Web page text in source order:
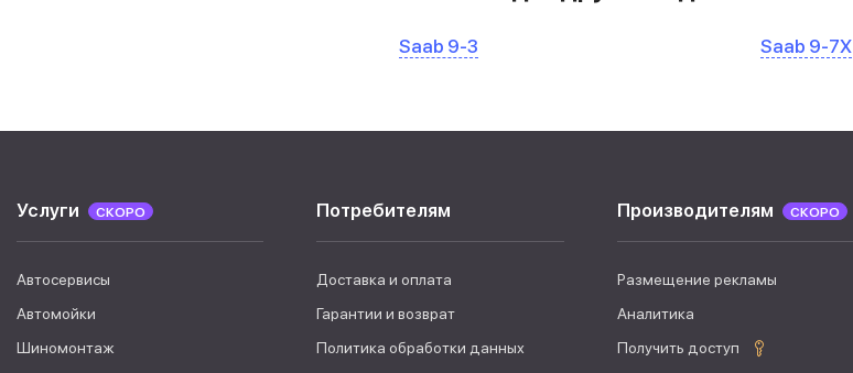
Saab 9-3 Saab 9-7X
Услуги СКОРО
Автосервисы
Автомойки
Шиномонтаж
Потребителям
Доставка и оплата
Гарантии и возврат
Политика обработки данных
Производителям СКОРО
Размещение рекламы
Аналитика
Получить доступ